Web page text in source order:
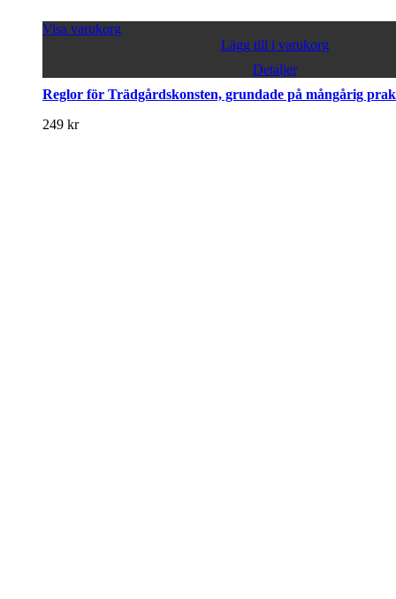
Visa varukorg
Lägg till i varukorg
Detaljer
Reglor för Trädgårdskonsten, grundade på mångårig
249 kr